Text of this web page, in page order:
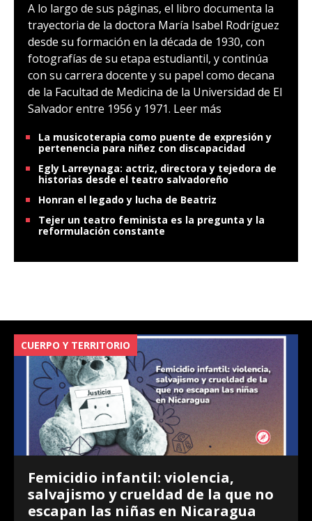
A lo largo de sus páginas, el libro documenta la
trayectoria de la doctora María Isabel Rodríguez
desde su formación en la década de 1930, con
fotografías de su etapa estudiantil, y continúa
con su carrera docente y su papel como decana
de la Facultad de Medicina de la Universidad de El
Salvador entre 1956 y 1971. Leer más
La musicoterapia como puente de expresión y
pertenencia para niñez con discapacidad
Egly Larreynaga: actriz, directora y tejedora de
historias desde el teatro salvadoreño
Honran el legado y lucha de Beatriz
Tejer un teatro feminista es la pregunta y la
reformulación constante
CUERPO Y TERRITORIO
Femicidio infantil: violencia,
salvajismo y crueldad de la que no
escapan las niñas en Nicaragua